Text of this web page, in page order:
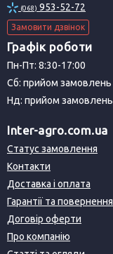
(068) 953-52-72
Замовити дзвінок
Графік роботи
Пн-Пт: 8:30-17:00
Сб: прийом замовлень
Нд: прийом замовлень
Inter-agro.com.ua
Статус замовлення
Контакти
Доставка і оплата
Гарантії та повернення
Договір оферти
Про компанію